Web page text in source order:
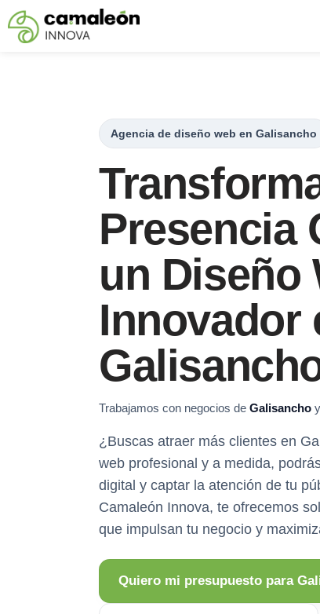
Saltar
Agencia de diseño web en Galisancho
Presencia
un Diseño
Innovador
Trabajamos con negocios de Galisancho
¿Buscas atraer más clientes en
web profesional y a medida,
digital y captar la atención de tu
Camaleón Innova, te ofrecemos
que impulsan tu negocio y
Quiero mi presupuesto para